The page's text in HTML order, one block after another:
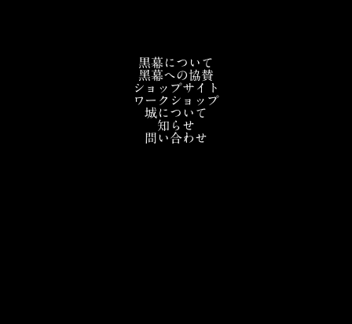
黒幕について
黑幕への協賛
ショップサイト
ワークショップ
城について
知らせ
問い合わせ